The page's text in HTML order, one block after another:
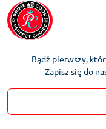
Bądź pierwszy,
Zapisz się do